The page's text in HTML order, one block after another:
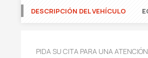
DESCRIPCIÓN DEL VEHÍCULO
PIDA SU CITA PARA UNA